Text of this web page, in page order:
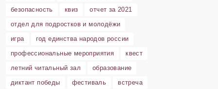
безопасность
квиз
отчет за 2021
отдел для подростков и молодёжи
игра
год единства народов россии
профессиональные мероприятия
квест
летний читальный зал
образование
диктант победы
фестиваль
встреча